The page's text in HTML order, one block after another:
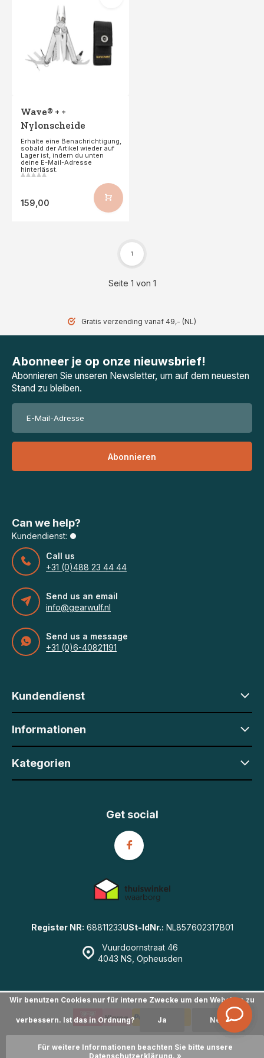
Wave® + +
Nylonscheide
Erhalte eine Benachrichtigung,
sobald der Artikel wieder auf
Lager ist, indem du unten
deine E-Mail-Adresse
hinterlässt.
159,00
Seite 1 von 1
1
Gratis verzending vanaf 49,- (NL)
Abonneer je op onze nieuwsbrief!
Abonnieren Sie unseren Newsletter, um auf dem neuesten
Stand zu bleiben.
Abonnieren
Can we help?
Kundendienst:
Call us
+31 (0)488 23 44 44
Send us an email
info@gearwulf.nl
Send us a message
+31 (0)6-40821191
Kundendienst
Informationen
Kategorien
Vuurdoornstraat 46
4043 NS, Opheusden
Register NR: 68811233USt-IdNr.: NL857602317B01
Get social
Wir benutzen Cookies nur für interne Zwecke um den Webshop zu
verbessern. Ist das in Ordnung? Ja Nein
Für weitere Informationen beachten Sie bitte unsere
Datenschutzerklärung. »